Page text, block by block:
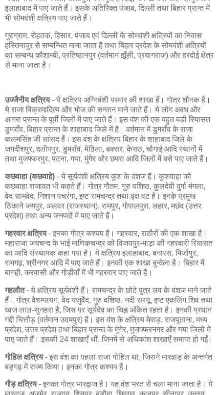
इलाहाबाद में पाए जाते हैं। इसके अतिरिक्त पंजाब, दिल्ली तथा बिहार प्रान्त में
भी सोमवंशी क्षत्रिय पाए जाते हैं।
गुरुग्राम, रोहतक, हिसार, पंजाब एवं दिल्ली के सोमवंशी क्षत्रियों का निवास
हस्तिनापुर से सम्बन्धित माना जाता है तथा बिहार प्रदेश के सोमवंशी क्षत्रियों
का सम्बन्ध कौशाम्बी, प्रतिष्ठानपुर (वर्तमान झूँसी, प्रयागराज) और हरदोई क्षेत्र
से माना जाता है।
उज्जैनीय क्षत्रिय- ये क्षत्रिय अग्निवंशी परमार की शाखा हैं। गोत्र शौनक है।
ये राजा विक्रमादित्य और भोज की सन्तान माने जाते हैं। ये लोग अवध और
आगरा प्रान्त के पूर्वी जिलों में पाए जाते हैं। इस वंश की एक बहुत बड़ी रियासत
डुमराँव, बिहार प्रान्त के शाहाबाद जिले में है। वर्तमान में डुमराँव के राजा
कलमसिंह जी सांसद हैं। इस वंश के क्षत्रिय बिहार के शाहाबाद जिले के
जगदीशपुर, दलीपपुर, डुमराँव, मेठिला, बक्सर, केसठ, चौगाई आदि स्थानों में
तथा मुजफ्फरपुर, पटना, गया, मुंगेर और छपरा आदि जिलों में बसे पाए जाते हैं।
कछवाहा (कछवाहे) - ये सूर्यवंशी क्षत्रिय कुश के वंशज हैं। कुशवाहा को
कछवाहा राजावत भी कहते हैं। गोत्र गौतम, गुरु वशिष्ठ, कुलदेवी दुर्गा मंगला,
वेद सामवेद, निशान पचरंगा, इष्ट रामचन्द्र तथा वृक्ष वट है। इनके प्रमुख
ठिकाने जयपुर, अलवर (राजस्थान), रामपुर, गोपालपुरा, लहार, मछंद (उत्तर
प्रदेश) तथा अन्य जनपदों में पाए जाते हैं।
गहरवार क्षत्रिय- इनका गोत्र कश्यप है। गहरवार, राठौरों की एक शाखा है।
महाराजा जयचन्द के भाई माणिकचन्द्र को विजयपुर-माड़ा की गहरवारी रियासत
का आदि संस्थापक कहा गया है। ये क्षत्रिय इलाहाबाद, बनारस, मिर्जापुर,
रामगढ़, श्रीनगर आदि में पाए जाते हैं। इनकी एक शाखा बुन्देला है। बिहार में
बागही, करवासी और गोड़ीवाँ में भी गहरवार पाए जाते हैं।
गहलौत- ये क्षत्रिय सूर्यवंशी हैं। रामचन्द्र के छोटे पुत्र लव के वंशज माने जाते
हैं। गोत्र वैशम्पायन, वेद यजुर्वेद, गुरु वशिष्ठ, नदी सरयू, इष्ट एकलिंग शिव तथा
ध्वज लाल-सुनहरा है, जिस पर सूर्यदेव का चिह्न अंकित रहता है। इनकी प्रधान
गद्दी चित्तौड़ (वर्तमान उदयपुर) है। इस वंश के क्षत्रिय मेवाड़, राजपूताना, मध्य
प्रदेश, उत्तर प्रदेश तथा बिहार प्रान्त के मुंगेर, मुजफ्फरनगर और गया जिलों में
पाए जाते हैं। इसकी 24 शाखाएँ थीं, जिनमें से अधिकांश शाखाएँ समाप्त हो गईं।
गोहिल क्षत्रिय- इस वंश का पहला राजा गोहिल था, जिसने मारवाड़ के अन्तर्गत
बड़गढ़ में राज्य किया। इनका गोत्र कश्यप है।
गौड़ क्षत्रिय- इनका गोत्र भारद्वाज है। यह वंश भरत से चला माना जाता है। ये